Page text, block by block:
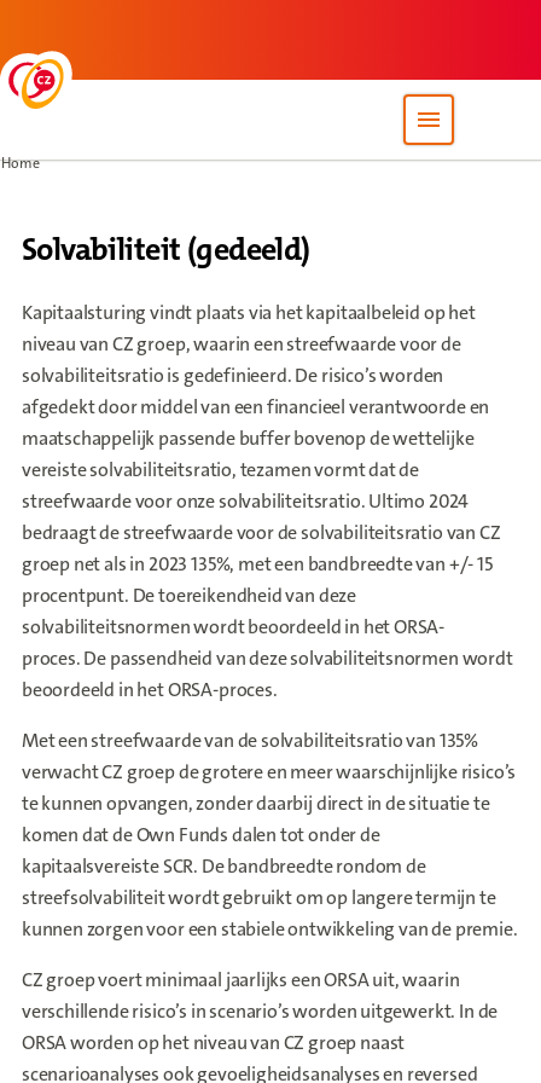
Open site
Home
Solvabiliteit (gedeeld)
Kapitaalsturing vindt plaats via het kapitaalbeleid op het
niveau van CZ groep, waarin een streefwaarde voor de
solvabiliteitsratio is gedefinieerd. De risico’s worden
afgedekt door middel van een financieel verantwoorde en
maatschappelijk passende buffer bovenop de wettelijke
vereiste solvabiliteitsratio, tezamen vormt dat de
streefwaarde voor onze solvabiliteitsratio. Ultimo 2024
bedraagt de streefwaarde voor de solvabiliteitsratio van CZ
groep net als in 2023 135%, met een bandbreedte van +/- 15
procentpunt. De toereikendheid van deze
solvabiliteitsnormen wordt beoordeeld in het ORSA-
proces. De passendheid van deze solvabiliteitsnormen wordt
beoordeeld in het ORSA-proces.
Met een streefwaarde van de solvabiliteitsratio van 135%
verwacht CZ groep de grotere en meer waarschijnlijke risico’s
te kunnen opvangen, zonder daarbij direct in de situatie te
komen dat de Own Funds dalen tot onder de
kapitaalsvereiste SCR. De bandbreedte rondom de
streefsolvabiliteit wordt gebruikt om op langere termijn te
kunnen zorgen voor een stabiele ontwikkeling van de premie.
CZ groep voert minimaal jaarlijks een ORSA uit, waarin
verschillende risico’s in scenario’s worden uitgewerkt. In de
ORSA worden op het niveau van CZ groep naast
scenarioanalyses ook gevoeligheidsanalyses en reversed